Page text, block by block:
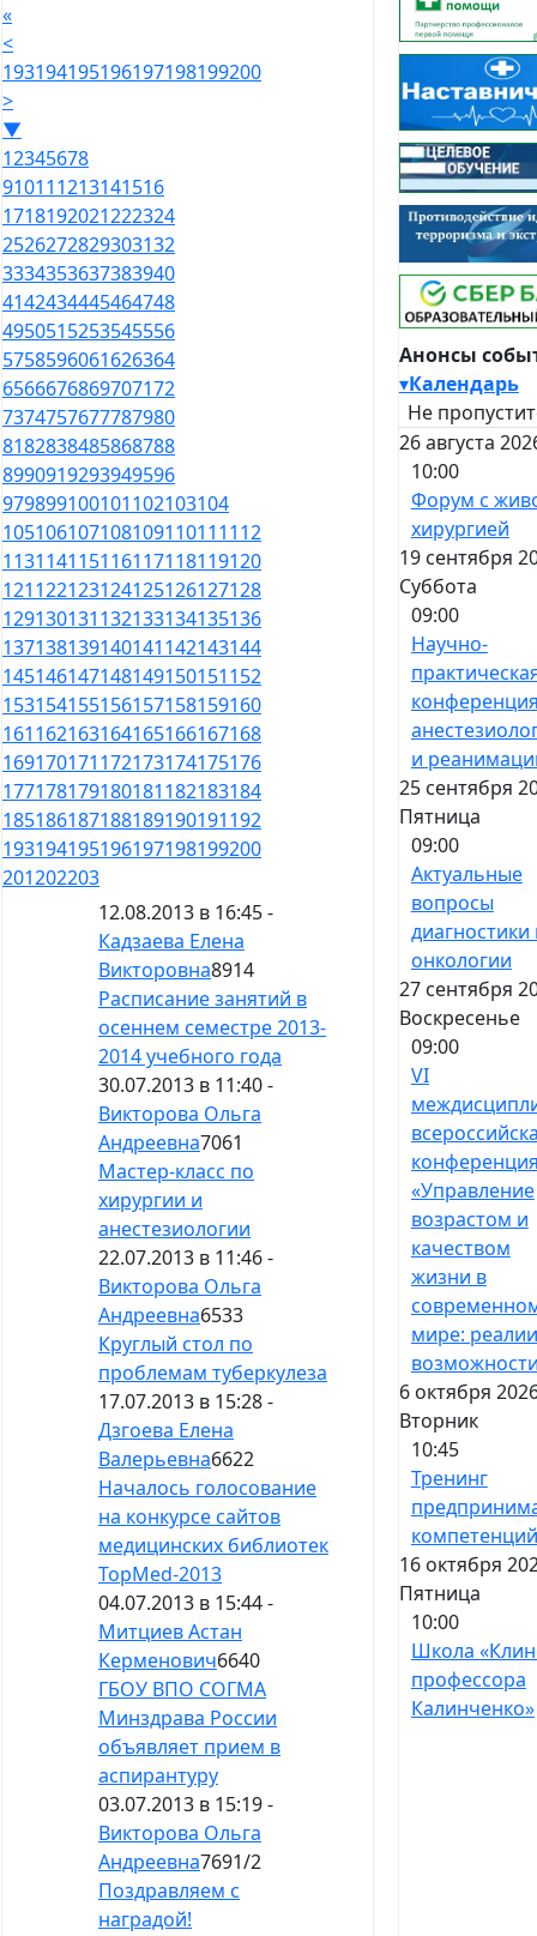
«
<
193194195196197198199200
>
▼
12345678
910111213141516
1718192021222324
2526272829303132
3334353637383940
4142434445464748
4950515253545556
5758596061626364
6566676869707172
7374757677787980
8182838485868788
8990919293949596
979899100101102103104
105106107108109110111112
113114115116117118119120
121122123124125126127128
129130131132133134135136
137138139140141142143144
145146147148149150151152
153154155156157158159160
161162163164165166167168
169170171172173174175176
177178179180181182183184
185186187188189190191192
193194195196197198199200
201202203
12.08.2013 в 16:45 -
Кадзаева Елена
Викторовна8914
Расписание занятий в
осеннем семестре 2013-
2014 учебного года
30.07.2013 в 11:40 -
Викторова Ольга
Андреевна7061
Мастер-класс по
хирургии и
анестезиологии
22.07.2013 в 11:46 -
Викторова Ольга
Андреевна6533
Круглый стол по
проблемам туберкулеза
17.07.2013 в 15:28 -
Дзгоева Елена
Валерьевна6622
Началось голосование
на конкурсе сайтов
медицинских библиотек
TopMed-2013
04.07.2013 в 15:44 -
Митциев Астан
Керменович6640
ГБОУ ВПО СОГМА
Минздрава России
объявляет прием в
аспирантуру
03.07.2013 в 15:19 -
Викторова Ольга
Андреевна7691/2
Поздравляем с
наградой!
Анонсы
▾Календарь
Не
26 августа
10:00
Форум с
хирургией
19 сентября
Суббота
09:00
Научно-
и
25 сентября
Пятница
09:00
Актуальные
вопросы
диагностики
онкологии
27 сентября
Воскресенье
09:00
VI
«Управление
возрастом и
качеством
жизни в
мире:
6 октября
Вторник
10:45
Тренинг
компетенций
16 октября
Пятница
10:00
Школа
профессора
Калинченко»